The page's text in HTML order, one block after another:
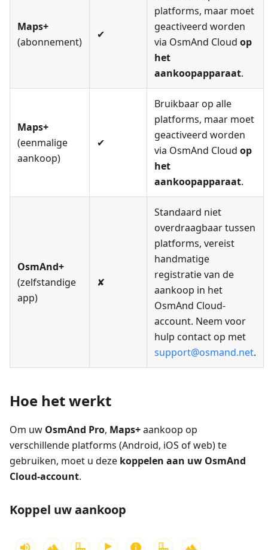
Maps+
(abonnement)
✔
platforms, maar moet
geactiveerd worden
via OsmAnd Cloud op
het
aankoopapparaat.
Maps+
(eenmalige
aankoop)
✔
Bruikbaar op alle
platforms, maar moet
geactiveerd worden
via OsmAnd Cloud op
het
aankoopapparaat.
OsmAnd+
(zelfstandige
app)
✘
Standaard niet
overdraagbaar tussen
platforms, vereist
handmatige
registratie van de
aankoop in het
OsmAnd Cloud-
account. Neem voor
hulp contact op met
support@osmand.net.
Hoe het werkt
Om uw OsmAnd Pro, Maps+aankoop op
verschillende platforms (Android, iOS of web) te
gebruiken, moet u deze koppelen aan uw OsmAnd
Cloud-account.
Koppel uw aankoop